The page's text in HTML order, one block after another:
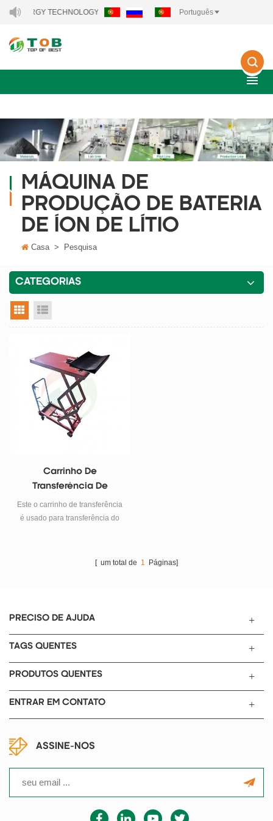
ENERGY TECHNOLOGY CO., LTD.. Português
MÁQUINA DE
PRODUÇÃO DE BATERIA
DE ÍON DE LÍTIO
Casa > Pesquisa
CATEGORIAS
visualização em grade
Carrinho De
Transferência De
Material Eletrodo
Este o carrinho de transferência
é usado para transferência do
a bandeja do carrinho de
forno. A ranhura da bandeja
seguros.
[ um total de 1 Páginas]
PRECISO DE AJUDA
TAGS QUENTES
PRODUTOS QUENTES
ENTRAR EM CONTATO
ASSINE-NOS